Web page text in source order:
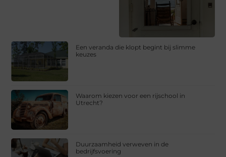
Een veranda die klopt begint bij slimme
keuzes
Waarom kiezen voor een rijschool in
Utrecht?
Duurzaamheid verweven in de
bedrijfsvoering